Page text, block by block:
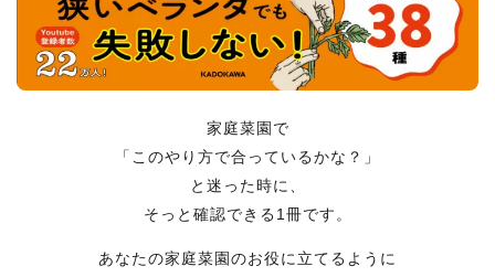
家庭菜園で
「このやり方で合っているかな？」
と迷った時に、
そっと確認できる1冊です。
あなたの家庭菜園のお役に立てるように